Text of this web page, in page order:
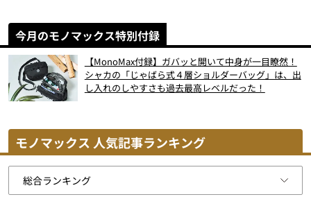
今月のモノマックス特別付録
【MonoMax付録】ガバッと開いて中身が一目瞭然！
シャカの「じゃばら式４層ショルダーバッグ」は、出
し入れのしやすさも過去最高レベルだった！
モノマックス 人気記事ランキング